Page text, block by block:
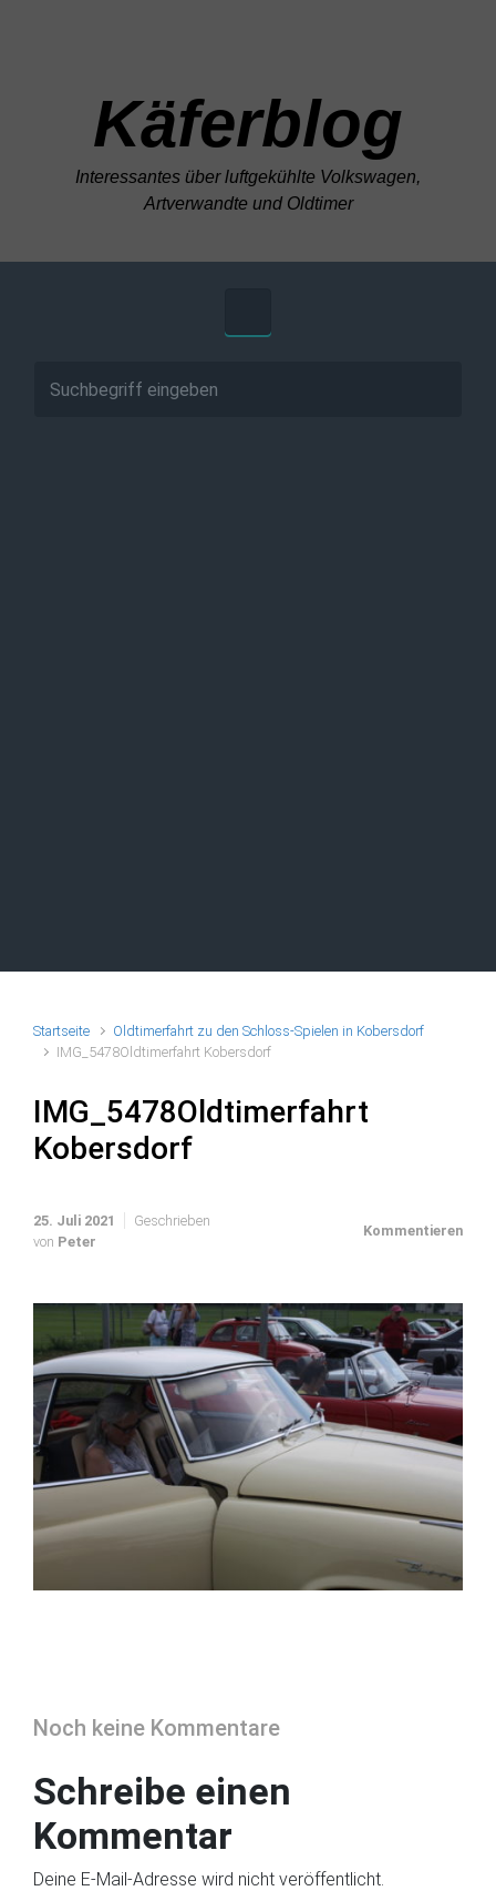
Käferblog
Interessantes über luftgekühlte Volkswagen,
Artverwandte und Oldtimer
Startseite
Oldtimerfahrt zu den Schloss-Spielen in Kobersdorf
IMG_5478Oldtimerfahrt Kobersdorf
IMG_5478Oldtimerfahrt
Kobersdorf
25. Juli 2021
Geschrieben
von Peter
Kommentieren
Noch keine Kommentare
Schreibe einen
Kommentar
Deine E-Mail-Adresse wird nicht veröffentlicht.